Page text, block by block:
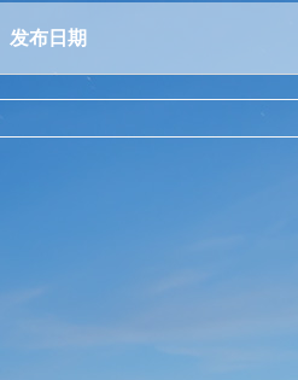
发布日期